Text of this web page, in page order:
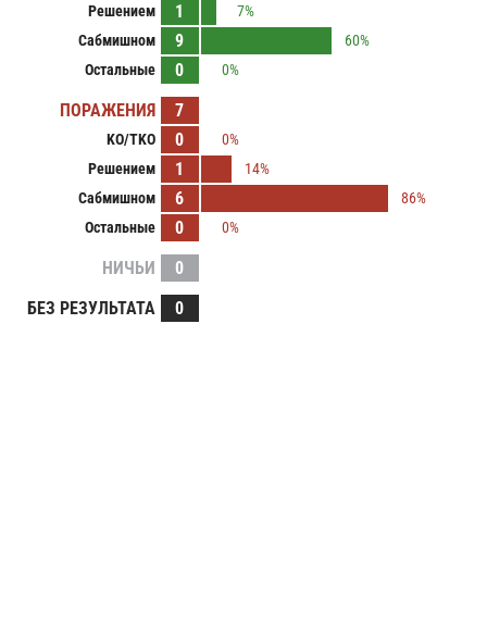
Решением
1
7%
Сабмишном
9
60%
Остальные
0 0%
ПОРАЖЕНИЯ 7
KO/TKO 0
0%
Решением
1
14%
Сабмишном
6
86%
Остальные
0 0%
НИЧЬИ
0
БЕЗ РЕЗУЛЬТАТА
0